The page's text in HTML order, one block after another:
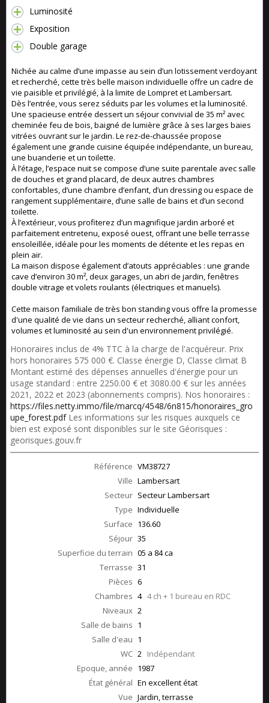
Luminosité
Exposition
Double garage
Nichée au calme d’une impasse au sein d’un lotissement verdoyant
et recherché, cette très belle maison individuelle offre un cadre de
vie paisible et privilégié, à la limite de Lompret et Lambersart.
Dès l’entrée, vous serez séduits par les volumes et la luminosité.
Une spacieuse entrée dessert un séjour convivial de 35 m² avec
cheminée feu de bois, baigné de lumière grâce à ses larges baies
vitrées ouvrant sur le jardin. Le rez-de-chaussée propose
également une grande cuisine équipée indépendante, un bureau,
une buanderie et un toilette.
À l’étage, l’espace nuit se compose d’une suite parentale avec salle
de douches et grand placard, de deux autres chambres
confortables, d’une chambre d’enfant, d’un dressing ou espace de
rangement supplémentaire, d’une salle de bains et d’un second
toilette.
À l’extérieur, vous profiterez d’un magnifique jardin arboré et
parfaitement entretenu, exposé ouest, offrant une belle terrasse
ensoleillée, idéale pour les moments de détente et les repas en
plein air.
La maison dispose également d’atouts appréciables : une grande
cave d’environ 30 m², deux garages, un abri de jardin, fenêtres
double vitrage et volets roulants (électriques et manuels).
Cette maison familiale de très bon standing vous offre la promesse
d'une qualité de vie dans un secteur recherché, alliant confort,
volumes et luminosité au sein d'un environnement privilégié.
Honoraires inclus de 4% TTC à la charge de l'acquéreur. Prix
hors honoraires 575 000 €. Classe énergie D, Classe climat B
Montant estimé des dépenses annuelles d'énergie pour un
usage standard : entre 2250.00 € et 3080.00 € sur les années
2021, 2022 et 2023 (abonnements compris). Nos honoraires :
https://files.netty.immo/file/marcq/4548/6n815/honoraires_gro
upe_forest.pdfLes informations sur les risques auxquels ce
bien est exposé sont disponibles sur le site Géorisques :
georisques.gouv.fr
Référence VM38727
Ville Lambersart
Secteur Secteur Lambersart
Type Individuelle
Surface 136.60
Séjour 35
Superficie du terrain 05 a 84 ca
Terrasse 31
Pièces 6
Chambres 4 4 ch + 1 bureau en RDC
Niveaux 2
Salle de bains 1
Salle d'eau 1
WC 2 Indépendant
Epoque, année 1987
État général En excellent état
Vue Jardin, terrasse